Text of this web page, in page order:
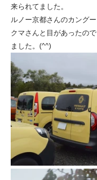
来られてました。
ルノー京都さんのカング
クマさんと目があったの
ました。(^^)